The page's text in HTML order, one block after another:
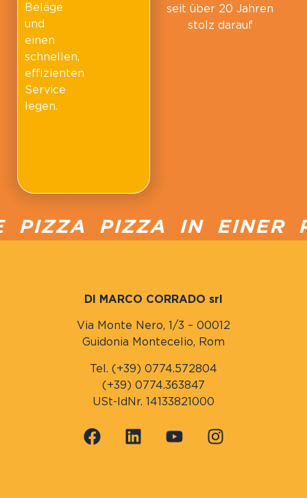
seit über 20 Jahren
stolz darauf
Beläge
und
einen
schnellen,
effizienten
Service
legen.
PIZZA IN EINER
DI MARCO CORRADO srl
Via Monte Nero, 1/3 – 00012
Guidonia Montecelio, Rom
Tel. (+39) 0774.572804
(+39) 0774.363847
USt-IdNr. 14133821000